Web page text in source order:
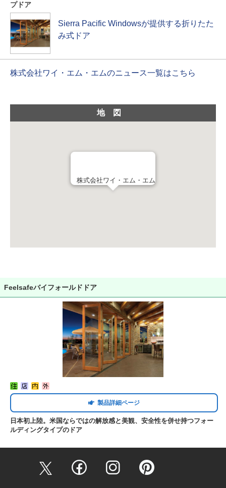
プドア
Sierra Pacific Windowsが提供する折りたた
み式ドア
株式会社ワイ・エム・エムのニュース一覧はこちら
地図
株式会社ワイ・エム・エム
Feelsafeバイフォールドドア
製品詳細ページ
日本初上陸。米国ならではの解放感と美観、安全性を併せ持つフォー
ルディングタイプのドア